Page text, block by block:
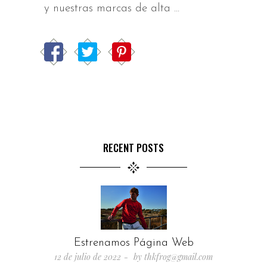
y nuestras marcas de alta
RECENT POSTS
Estrenamos Página Web
12 de julio de 2022
by thkfrog@gmail.com